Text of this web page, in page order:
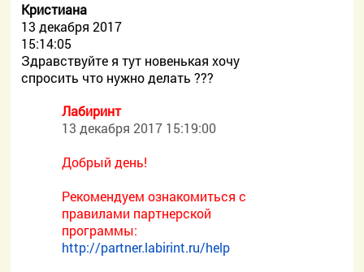
Кристиана
13 декабря 2017
15:14:05
Здравствуйте я тут новенькая хочу
спросить что нужно делать ???
Лабиринт
13 декабря 2017 15:19:00
Добрый день!
Рекомендуем ознакомиться с
правилами партнерской
программы:
http://partner.labirint.ru/help